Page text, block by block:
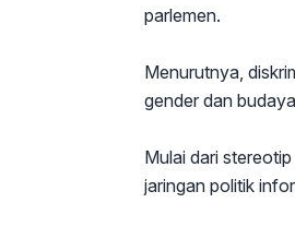
parlemen.
Menurutnya,
gender dan
Mulai dari
jaringan politik